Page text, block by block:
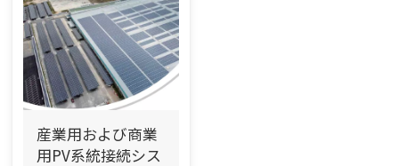
Español
Português
日本語
한국어
産業用および商業
用PV系統接続シス